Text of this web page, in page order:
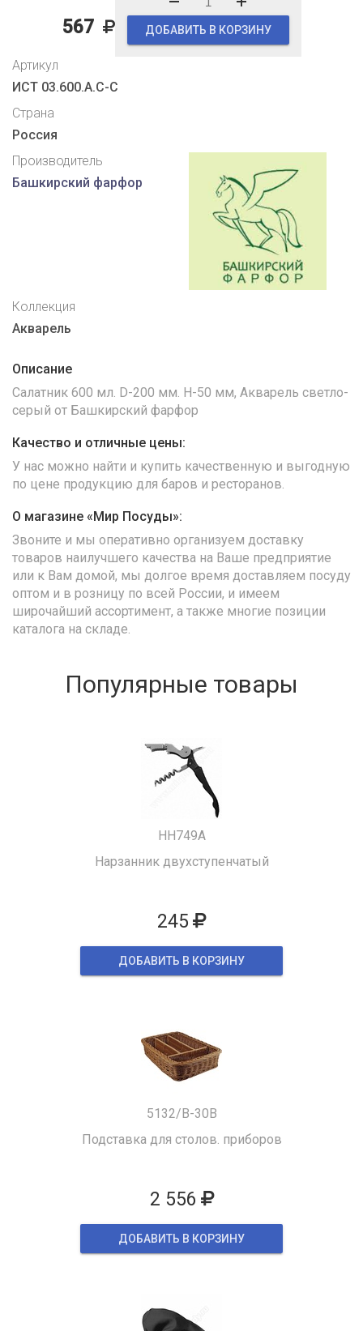
567 ДОБАВИТЬ В КОРЗИНУ
Артикул
ИСТ 03.600.А.С-С
Страна
Россия
Производитель
Башкирский фарфор
Коллекция
Акварель
Описание
Салатник 600 мл. D-200 мм. H-50 мм, Акварель светло-
серый от Башкирский фарфор
Качество и отличные цены:
У нас можно найти и купить качественную и выгодную
по цене продукцию для баров и ресторанов.
О магазине «Мир Посуды»:
Звоните и мы оперативно организуем доставку
товаров наилучшего качества на Ваше предприятие
или к Вам домой, мы долгое время доставляем посуду
оптом и в розницу по всей России, и имеем
широчайший ассортимент, а также многие позиции
каталога на складе.
Популярные товары
HH749A
Нарзанник двухступенчатый
245
ДОБАВИТЬ В КОРЗИНУ
5132/B-30B
Подставка для столов. приборов
2 556
ДОБАВИТЬ В КОРЗИНУ